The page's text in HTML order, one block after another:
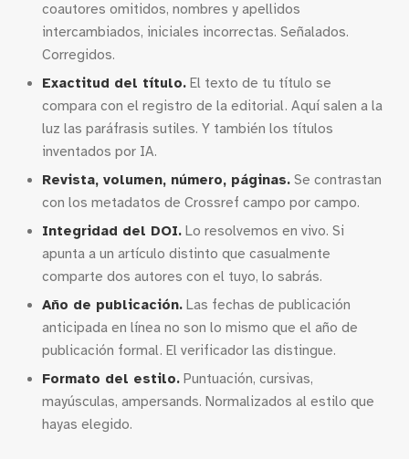
coautores omitidos, nombres y apellidos
intercambiados, iniciales incorrectas. Señalados.
Corregidos.
Exactitud del título. El texto de tu título se
compara con el registro de la editorial. Aquí salen a la
luz las paráfrasis sutiles. Y también los títulos
inventados por IA.
Revista, volumen, número, páginas. Se contrastan
con los metadatos de Crossref campo por campo.
Integridad del DOI. Lo resolvemos en vivo. Si
apunta a un artículo distinto que casualmente
comparte dos autores con el tuyo, lo sabrás.
Año de publicación. Las fechas de publicación
anticipada en línea no son lo mismo que el año de
publicación formal. El verificador las distingue.
Formato del estilo. Puntuación, cursivas,
mayúsculas, ampersands. Normalizados al estilo que
hayas elegido.